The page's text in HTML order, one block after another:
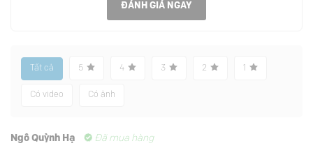
ĐÁNH GIÁ NGAY
Tất cả 5 4 3 2
Có video Có ảnh
Ngô Quỳnh Hạ Đã mua hàng